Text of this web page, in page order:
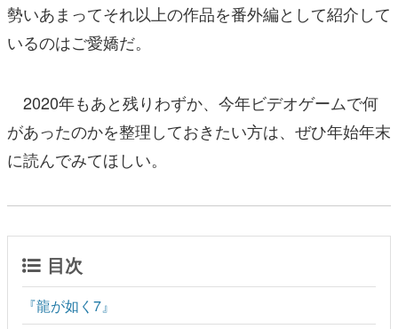
勢いあまってそれ以上の作品を番外編として紹介して
いるのはご愛嬌だ。
2020年もあと残りわずか、今年ビデオゲームで何
があったのかを整理しておきたい方は、ぜひ年始年末
に読んでみてほしい。
目次
『龍が如く7』